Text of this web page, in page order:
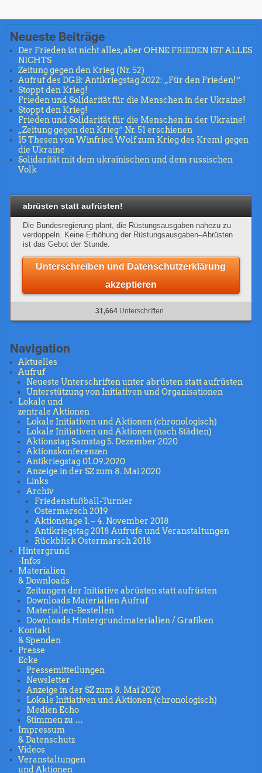
Neueste Beiträge
Der Frieden ist nicht alles, aber OHNE FRIEDEN IST ALLES
NICHTS
Zeitung gegen den Krieg (Nr. 52)
Aufruf des DGB: Antikriegstag 2022: „Für den Frieden!“
Stoppt den Krieg!
Frieden und Solidarität für die Menschen in der Ukraine!
Stoppt den Krieg!
Frieden und Solidarität für die Menschen in der Ukraine!
„Zeitung gegen den Krieg“ Nr. 51 erschienen
15 Thesen von Winfried Wolf zum Krieg des Kreml gegen
die Ukraine
Solidarität mit dem ukrainischen und dem russischen
Volk
abrüsten statt aufrüsten!
Die Bundesregierung plant, die Rüstungsausgaben nahezu zu
verdoppeln. Keine Erhöhung der Rüstungsausgaben–Abrüsten
ist das Gebot der Stunde.
Unterschreiben und Datenschutzerklärung
akzeptieren
31,664 Unterschriften
Navigation
Aktuelles
Aufruf
Neueste Unterschriften unter abrüsten statt aufrüsten
Unterstützung von Initiativen und Organisationen
Lokale und
zentrale Aktionen
Lokale Initiativen und Aktionen (chronologisch)
Lokale Initiativen und Aktionen (nach Städten)
Aktionstag Samstag 5. Dezember 2020
Aktionskonferenzen
Antikriegstag 01.09.2020
Anzeige in der SZ zum 8. Mai 2020
Links
Archiv
Friedensfußball-Turnier
Ostermarsch 2019
Aktionstage 1. – 4. November 2018
Antikriegstag 2018 Aufrufe und Veranstaltungen
Rückblick Ostermarsch 2018
Hintergrund
-Infos
Materialien
& Downloads
Zeitungen der Initiative abrüsten statt aufrüsten
Downloads Materialien Aufruf
Materialien-Bestellen
Downloads Hintergrundmaterialien / Grafiken
Kontakt
& Spenden
Presse
Ecke
Pressemitteilungen
Newsletter
Anzeige in der SZ zum 8. Mai 2020
Lokale Initiativen und Aktionen (chronologisch)
Medien Echo
Stimmen zu …
Impressum
& Datenschutz
Videos
Veranstaltungen
und Aktionen